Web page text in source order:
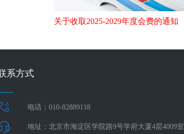
关于收取2025-2029年度会费的通知
系方式
电话：010-82889118
地址：北京市海淀区学院路9号学府大厦4层4009室